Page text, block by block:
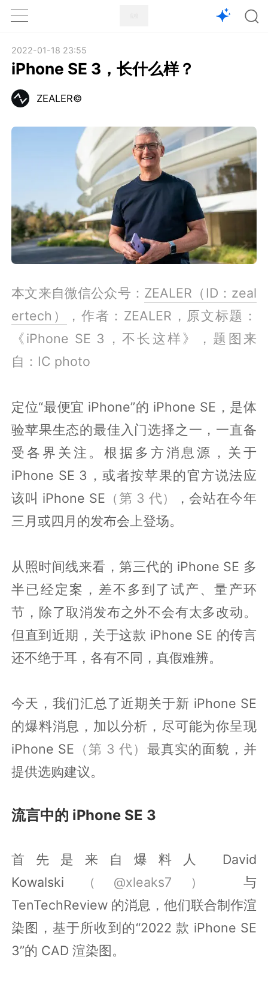
1X
2022-01-18 23:55
iPhone SE 3，长什么样？
ZEALER©
本文来自微信公众号： ZEALER（ID：zeal
ertech）
，作者：ZEALER，原文标题：
《iPhone SE 3，不长这样》，题图来
自：IC photo
定位“最便宜 iPhone”的 iPhone SE，是体
验苹果生态的最佳入门选择之一，一直备
受各界关注。根据多方消息源，关于
iPhone SE 3，或者按苹果的官方说法应
该叫 iPhone SE （第 3 代）
，会站在今年
三月或四月的发布会上登场。
从照时间线来看，第三代的 iPhone SE 多
半已经定案，差不多到了试产、量产环
节，除了取消发布之外不会有太多改动。
但直到近期，关于这款 iPhone SE 的传言
还不绝于耳，各有不同，真假难辨。
今天，我们汇总了近期关于新 iPhone SE
的爆料消息，加以分析，尽可能为你呈现
iPhone SE （第 3 代） 最真实的面貌，并
提供选购建议。
流言中的 iPhone SE 3
首先是来自爆料人 David
Kowalski （@xleaks7） 与
TenTechReview 的消息，他们联合制作渲
染图，基于所收到的“2022 款 iPhone SE
3”的 CAD 渲染图。